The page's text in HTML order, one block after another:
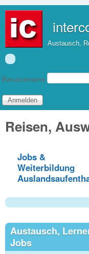
Austausch,
Benutzername
Reisen,
Jobs &
Weiterbildung
Austausch,
Jobs